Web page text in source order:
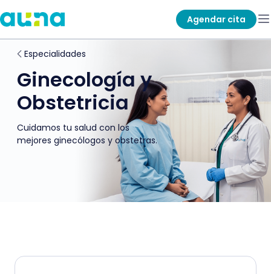
Agendar cita
Especialidades
Ginecología y
Obstetricia
Cuidamos tu salud con los
mejores ginecólogos y obstetras.